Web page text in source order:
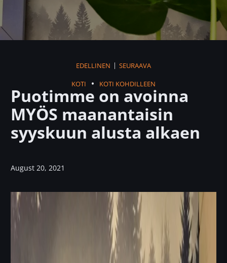
KOTI KOTI KOHDILLEEN
EDELLINEN | SEURAAVA
Puotimme on avoinna
MYÖS maanantaisin
syyskuun alusta alkaen
August 20, 2021